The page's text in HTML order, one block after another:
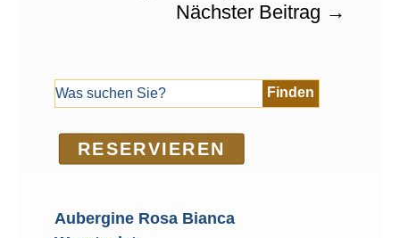
Nächster Beitrag →
RE­SER­VIEREN
Aubergine Rosa Bianca